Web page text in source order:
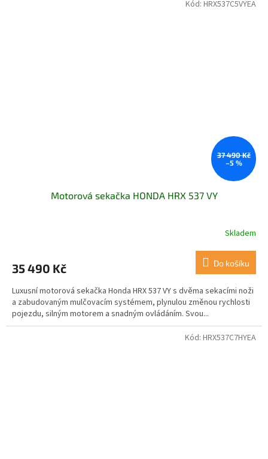
37 490 Kč
–5 %
Motorová sekačka HONDA HRX 537 VY
Skladem
35 490 Kč Do košíku
Luxusní motorová sekačka Honda HRX 537 VY s dvěma sekacími noži
a zabudovaným mulčovacím systémem, plynulou změnou rychlosti
pojezdu, silným motorem a snadným ovládáním. Svou...
Kód: HRX537C5VYEA
Kód: HRX537C7HYEA